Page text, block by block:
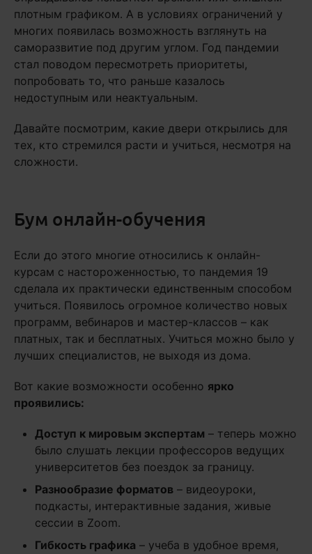
плотным графиком. А в условиях ограничений у
многих появилась возможность взглянуть на
саморазвитие под другим углом. Год пандемии
стал поводом пересмотреть приоритеты,
попробовать то, что раньше казалось
недоступным или неактуальным.
Давайте посмотрим, какие двери открылись для
тех, кто стремился расти и учиться, несмотря на
сложности.
Бум онлайн-обучения
Если до этого многие относились к онлайн-
курсам с настороженностью, то пандемия 19
сделала их практически единственным способом
учиться. Появилось огромное количество новых
программ, вебинаров и мастер-классов – как
платных, так и бесплатных. Учиться можно было у
лучших специалистов, не выходя из дома.
Вот какие возможности особенно ярко
проявились:
Доступ к мировым экспертам – теперь можно
было слушать лекции профессоров ведущих
университетов без поездок за границу.
Разнообразие форматов – видеоуроки,
подкасты, интерактивные задания, живые
сессии в Zoom.
Гибкость графика – учеба в удобное время,